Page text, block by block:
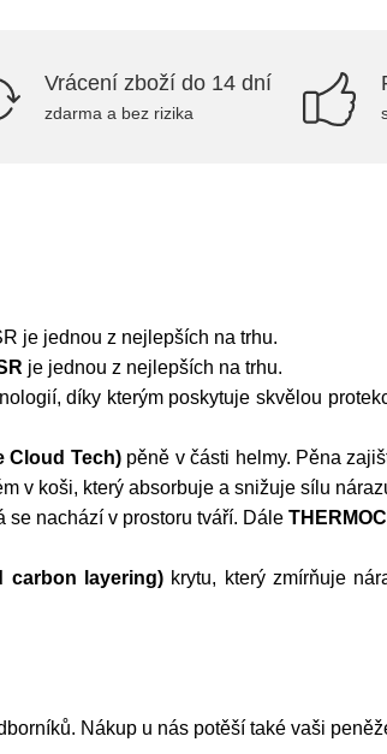
Vrácení zboží do 14 dní
zdarma a bez rizika
je jednou z nejlepších na trhu.
je jednou z nejlepších na trhu.
díky kterým poskytuje skvělou
Cloud Tech)pěně v části helmy. Pěna
v koši, který absorbuje a snižuje sílu
se nachází v prostoru tváří. Dále
carbon layering) krytu, který zmírňuje
Nákup u nás potěší také vaši